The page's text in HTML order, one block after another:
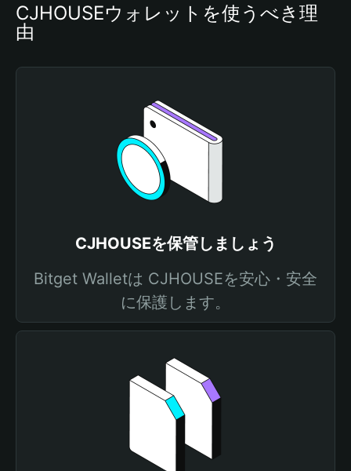
CJHOUSEウォレットを使うべき理
由
CJHOUSEを保管しましょう
Bitget Walletは CJHOUSEを安心・安全
に保護します。